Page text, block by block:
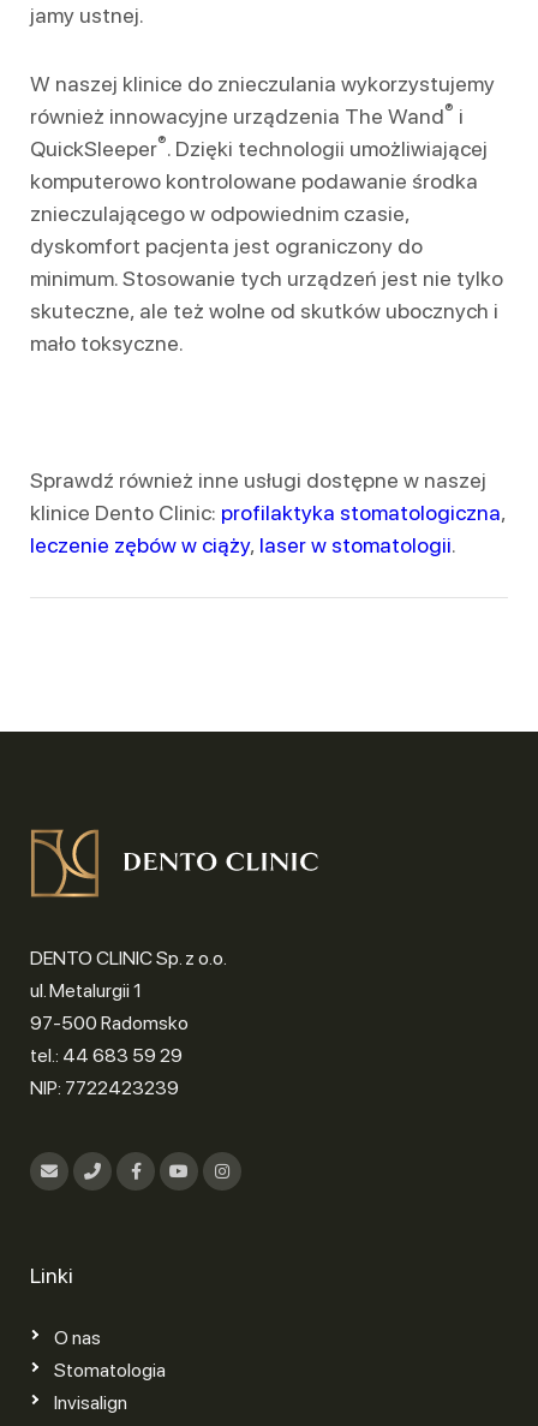
jamy ustnej.
W naszej klinice do znieczulania wykorzystujemy
również innowacyjne urządzenia The Wand® i
QuickSleeper®. Dzięki technologii umożliwiającej
komputerowo kontrolowane podawanie środka
znieczulającego w odpowiednim czasie,
dyskomfort pacjenta jest ograniczony do
minimum. Stosowanie tych urządzeń jest nie tylko
skuteczne, ale też wolne od skutków ubocznych i
mało toksyczne.
Sprawdź również inne usługi dostępne w naszej
klinice Dento Clinic: profilaktyka stomatologiczna,
leczenie zębów w ciąży, laser w stomatologii.
DENTO CLINIC Sp. z o.o.
ul. Metalurgii 1
97-500 Radomsko
tel.: 44 683 59 29
NIP: 7722423239
Linki
O nas
Stomatologia
Invisalign